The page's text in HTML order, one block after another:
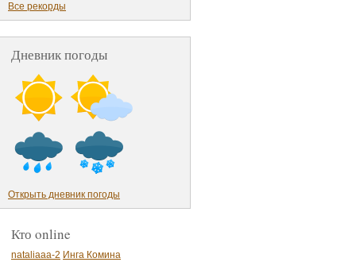
Все рекорды
Дневник погоды
Открыть дневник погоды
Кто online
nataliaaa-2 Инга Комина